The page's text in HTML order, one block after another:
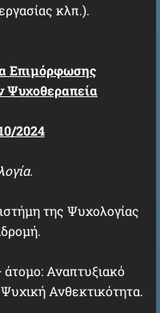
κλπ.).
Επιμόρφωσης
Ψυχοθεραπεία
2024
της Ψυχολογίας
Αναπτυξιακό
Ανθεκτικότητα.